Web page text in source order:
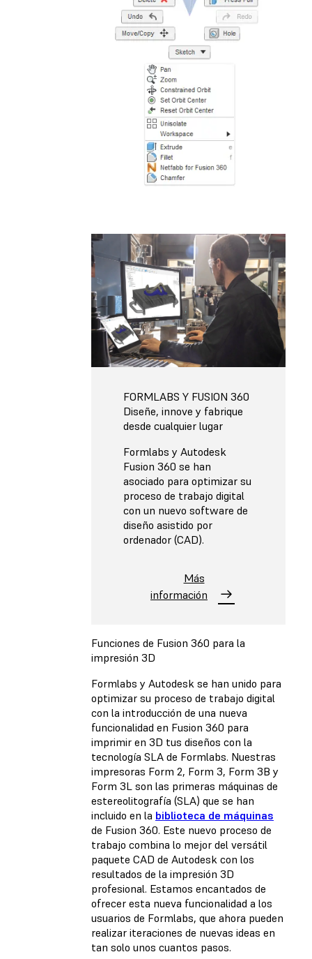
FORMLABS Y FUSION 360
Diseñe, innove y fabrique
desde cualquier lugar
Formlabs y Autodesk
Fusion 360 se han
asociado para optimizar su
proceso de trabajo digital
con un nuevo software de
diseño asistido por
ordenador (CAD).
Más
información
Funciones de Fusion 360 para la
impresión 3D
Formlabs y Autodesk se han unido para
optimizar su proceso de trabajo digital
con la introducción de una nueva
funcionalidad en Fusion 360 para
imprimir en 3D tus diseños con la
tecnología SLA de Formlabs. Nuestras
impresoras Form 2, Form 3, Form 3B y
Form 3L son las primeras máquinas de
estereolitografía (SLA) que se han
incluido en la biblioteca de máquinas
de Fusion 360. Este nuevo proceso de
trabajo combina lo mejor del versátil
paquete CAD de Autodesk con los
resultados de la impresión 3D
profesional. Estamos encantados de
ofrecer esta nueva funcionalidad a los
usuarios de Formlabs, que ahora pueden
realizar iteraciones de nuevas ideas en
tan solo unos cuantos pasos.